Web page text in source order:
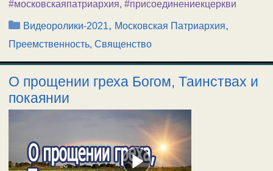
#московскаяпатриархия, #присоединениекцеркви
Рубрики
Видеоролики-2021, Московская Патриархия,
Преемственность, Священство
О прощении греха Богом, Таинствах и
покаянии